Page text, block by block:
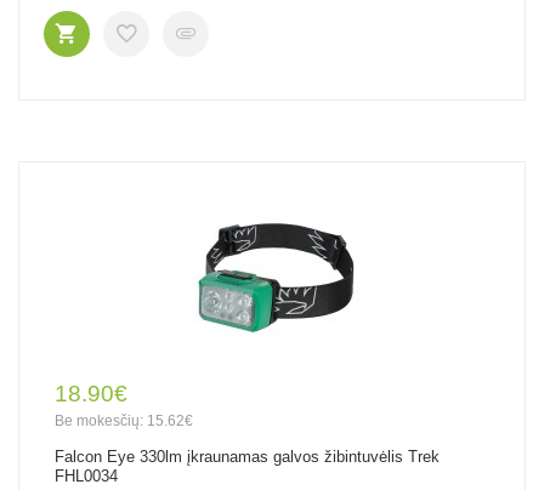
18.90€
Be mokesčių: 15.62€
Falcon Eye 330lm įkraunamas galvos žibintuvėlis Trek
FHL0034